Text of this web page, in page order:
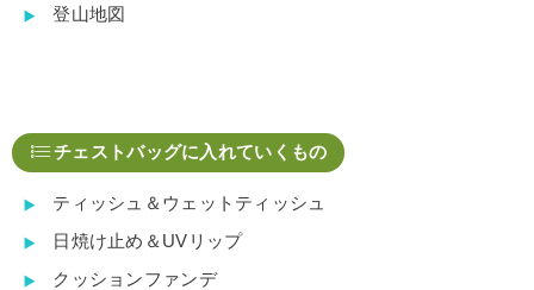
登山地図
チェストバッグに入れていくもの
ティッシュ＆ウェットティッシュ
日焼け止め＆UVリップ
クッションファンデ